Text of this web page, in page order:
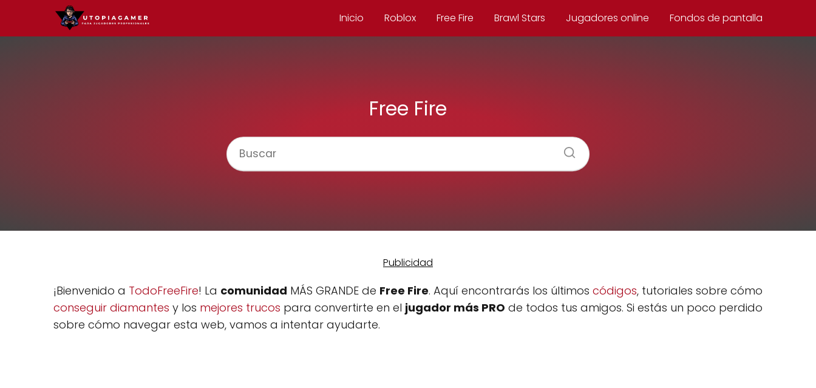
Inicio Roblox Free Fire Brawl Stars Jugadores online Fondos de pantalla
Free Fire
¡Bienvenido a TodoFreeFire! La comunidad MÁS GRANDE de Free Fire. Aquí encontrarás los últimos códigos, tutoriales sobre cómo
conseguir diamantes y los mejores trucos para convertirte en el jugador más PRO de todos tus amigos. Si estás un poco perdido
sobre cómo navegar esta web, vamos a intentar ayudarte.